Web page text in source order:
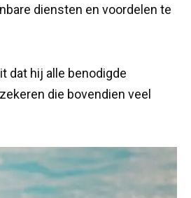
diensten en voordelen te
dat hij alle benodigde
die bovendien veel